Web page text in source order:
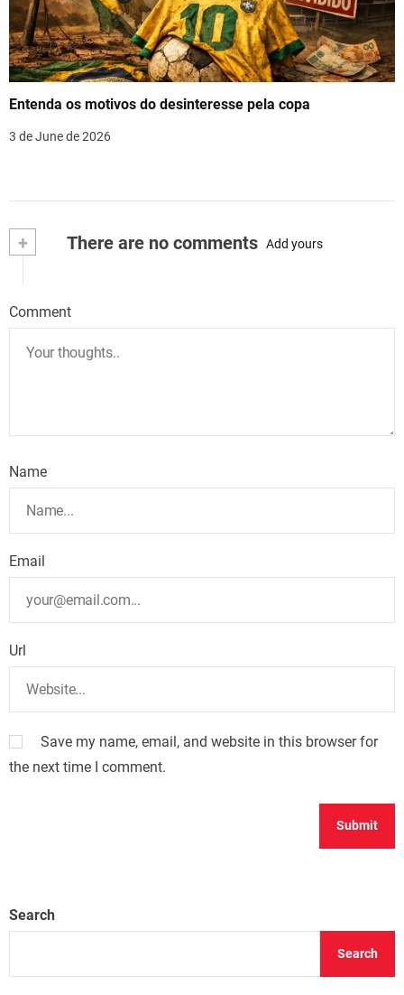
Entenda os motivos do desinteresse pela copa
3 de June de 2026
+ There are no comments Add yours
Comment
Name
Email
Url
Save my name, email, and website in this browser for
the next time I comment.
Search
Search